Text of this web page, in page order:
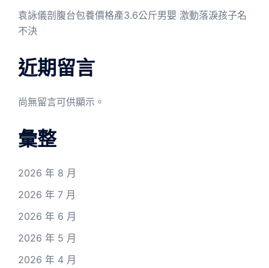
袁詠儀剖腹台包養價格產3.6公斤男嬰 激動落淚孩子名
不決
近期留言
尚無留言可供顯示。
彙整
2026 年 8 月
2026 年 7 月
2026 年 6 月
2026 年 5 月
2026 年 4 月